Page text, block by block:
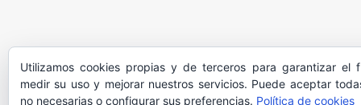
Utilizamos cookies propias y de terceros para garantizar el
medir su uso y mejorar nuestros servicios. Puede aceptar
no necesarias o configurar sus preferencias. Política de cookies